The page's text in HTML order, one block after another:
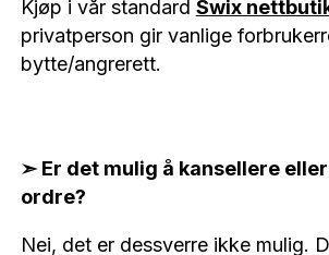
Kjøp i vår standard Swix
privatperson gir vanlige
bytte/angrerett.
➣ Er det mulig å kansellere
ordre?
Nei, det er dessverre ikke mulig.